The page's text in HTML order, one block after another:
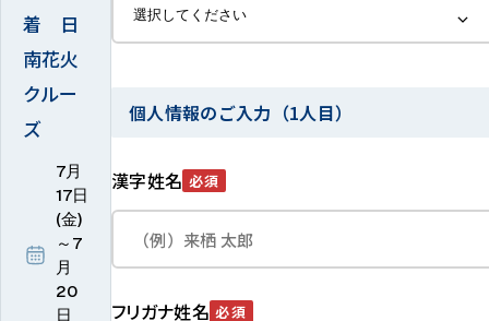
着 日
南花火
クルー
ズ
7月
17日
(金)
～7
月
20
日
個人情報のご入力（1人目）
漢字姓名 必須
フリガナ姓名 必須